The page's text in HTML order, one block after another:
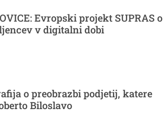
Evropski projekt SUPRAS o
v digitalni dobi
o preobrazbi podjetij, katere
Biloslavo